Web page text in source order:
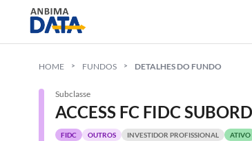
HOME FUNDOS DETALHES DO FUNDO
Subclasse
ACCESS FC FIDC
FIDC OUTROS INVESTIDOR PROFISSIONAL ATIVO